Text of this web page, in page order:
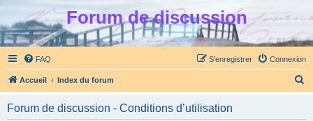
Forum de discussion
FAQ Connexion
S’enregistrer
Accueil Index du forum
Forum de discussion - Conditions d’utilisation